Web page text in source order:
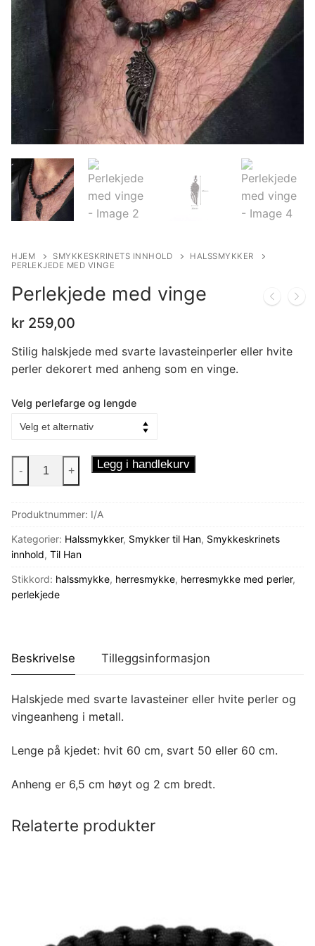
HJEM SMYKKESKRINETS INNHOLD
HALSSMYKKER
PERLEKJEDE MED VINGE
Perlekjede med vinge
kr 259,00
Stilig halskjede med svarte lavasteinperler eller hvite
perler dekorert med anheng som en vinge.
Velg perlefarge og lengde
Perlekjede
antall
- + Legg i handlekurv
Produktnummer: I/A
Kategorier: Halssmykker, Smykker til Han, Smykkeskrinets
innhold, Til Han
Stikkord: halssmykke, herresmykke, herresmykke med perler,
perlekjede
Beskrivelse Tilleggsinformasjon
Halskjede med svarte lavasteiner eller hvite perler og
vingeanheng i metall.
Lenge på kjedet: hvit 60 cm, svart 50 eller 60 cm.
Anheng er 6,5 cm høyt og 2 cm bredt.
Relaterte produkter